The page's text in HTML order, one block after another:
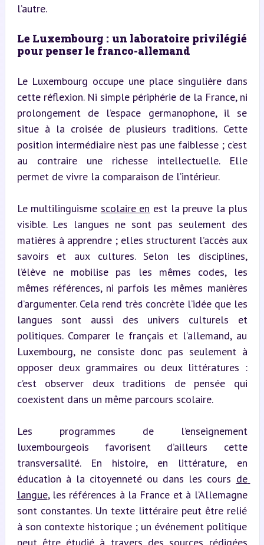
l’autre.
Le Luxembourg : un laboratoire privilégié
pour penser le franco-allemand
Le Luxembourg occupe une place singulière dans
cette réflexion. Ni simple périphérie de la France, ni
prolongement de l’espace germanophone, il se
situe à la croisée de plusieurs traditions. Cette
position intermédiaire n’est pas une faiblesse ; c’est
au contraire une richesse intellectuelle. Elle
permet de vivre la comparaison de l’intérieur.
Le multilinguisme scolaire en est la preuve la plus
visible. Les langues ne sont pas seulement des
matières à apprendre ; elles structurent l’accès aux
savoirs et aux cultures. Selon les disciplines,
l’élève ne mobilise pas les mêmes codes, les
mêmes références, ni parfois les mêmes manières
d’argumenter. Cela rend très concrète l’idée que les
langues sont aussi des univers culturels et
politiques. Comparer le français et l’allemand, au
Luxembourg, ne consiste donc pas seulement à
opposer deux grammaires ou deux littératures :
c’est observer deux traditions de pensée qui
coexistent dans un même parcours scolaire.
Les programmes de l’enseignement
luxembourgeois favorisent d’ailleurs cette
transversalité. En histoire, en littérature, en
éducation à la citoyenneté ou dans les cours de
langue, les références à la France et à l’Allemagne
sont constantes. Un texte littéraire peut être relié
à son contexte historique ; un événement politique